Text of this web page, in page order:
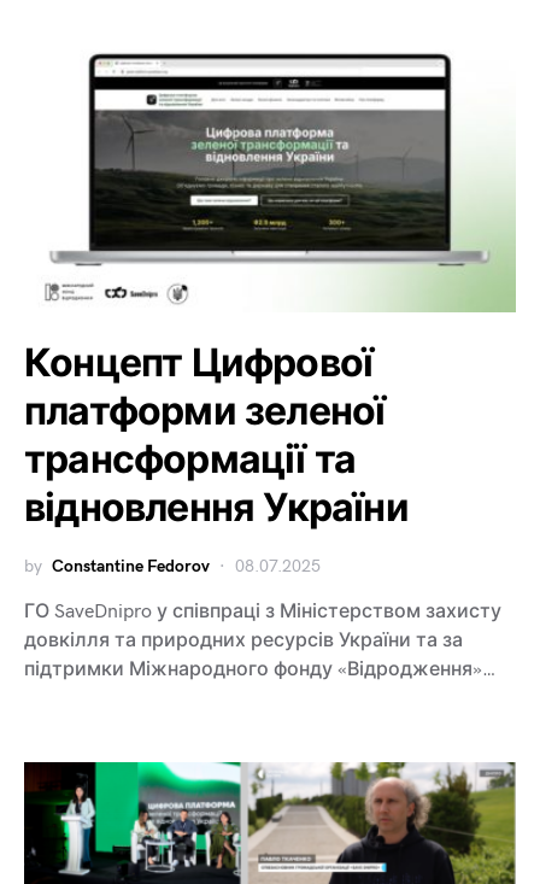
Концепт Цифрової
платформи зеленої
трансформації та
відновлення України
by Constantine Fedorov 08.07.2025
ГО SaveDnipro у співпраці з Міністерством захисту
довкілля та природних ресурсів України та за
підтримки Міжнародного фонду «Відродження»…